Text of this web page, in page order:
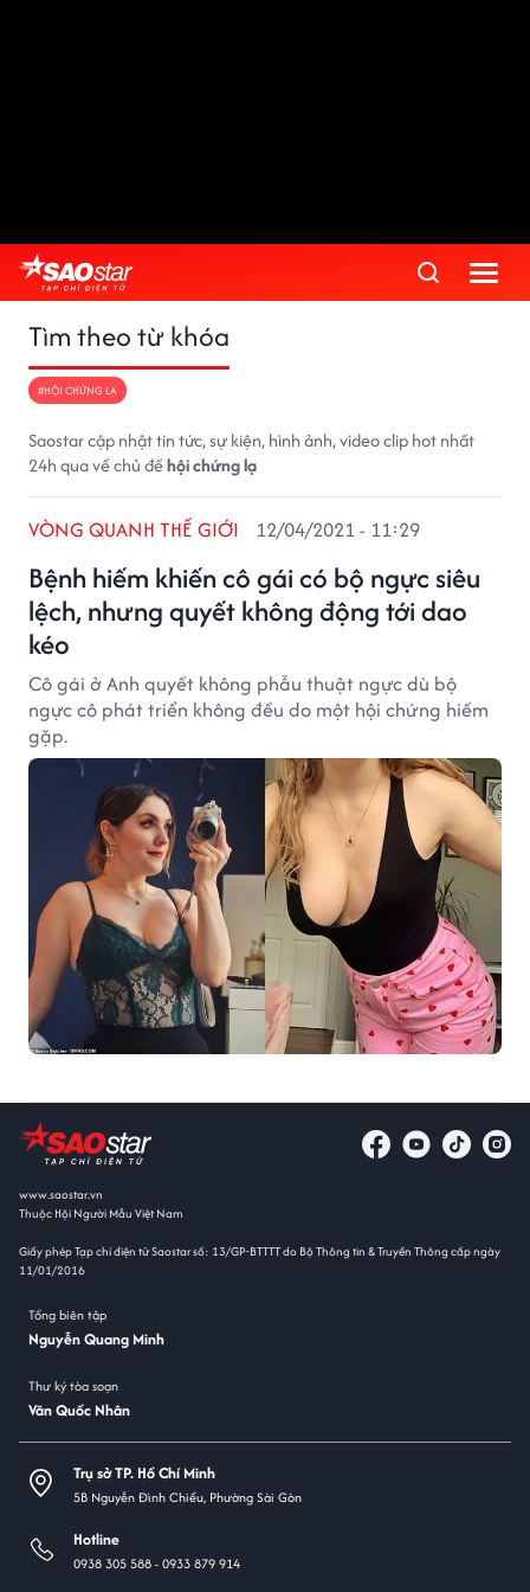
Tìm theo từ khóa
#HỘI CHỨNG LẠ
Saostar cập nhật tin tức, sự kiện, hình ảnh, video clip hot nhất
24h qua về chủ đềhội chứng lạ
Bệnh hiếm khiến cô gái có bộ ngực siêu
lệch, nhưng quyết không động tới dao
kéo
VÒNG QUANH THẾ GIỚI 12/04/2021 - 11:29
Cô gái ở Anh quyết không phẫu thuật ngực dù bộ
ngực cô phát triển không đều do một hội chứng hiếm
gặp.
www.saostar.vn
Thuộc Hội Người Mẫu Việt Nam
Giấy phép Tạp chí điện tử Saostar số: 13/GP-BTTTT do Bộ Thông tin & Truyền Thông cấp ngày
11/01/2016
Tổng biên tập
Nguyễn Quang Minh
Thư ký tòa soạn
Văn Quốc Nhân
Trụ sở TP. Hồ Chí Minh
5B Nguyễn Đình Chiểu, Phường Sài Gòn
Hotline
0938 305 588 -0933 879 914